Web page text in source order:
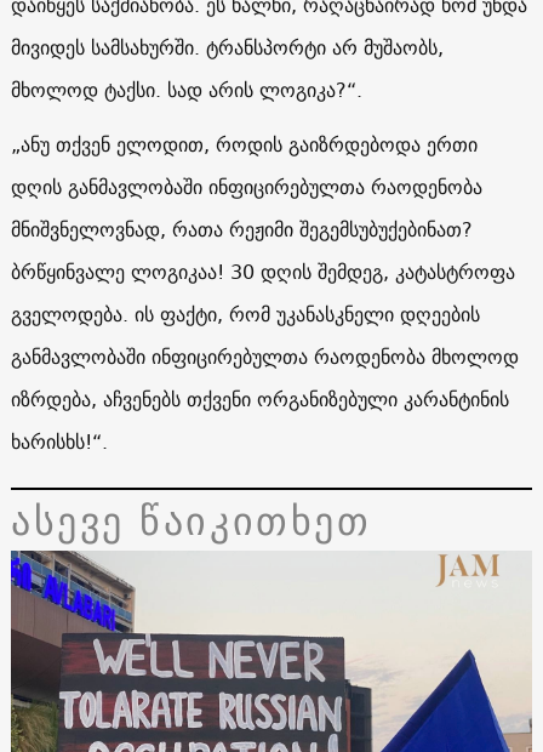
მივიდეს სამსახურში. ტრანსპორტი არ მუშაობს,
მხოლოდ ტაქსი. სად არის ლოგიკა?“.
„ანუ თქვენ ელოდით, როდის გაიზრდებოდა ერთი
დღის განმავლობაში ინფიცირებულთა რაოდენობა
მნიშვნელოვნად, რათა რეჟიმი შეგემსუბუქებინათ?
ბრწყინვალე ლოგიკაა! 30 დღის შემდეგ, კატასტროფა
გველოდება. ის ფაქტი, რომ უკანასკნელი დღეების
განმავლობაში ინფიცირებულთა რაოდენობა მხოლოდ
იზრდება, აჩვენებს თქვენი ორგანიზებული კარანტინის
ხარისხს!“.
ასევე წაიკითხეთ